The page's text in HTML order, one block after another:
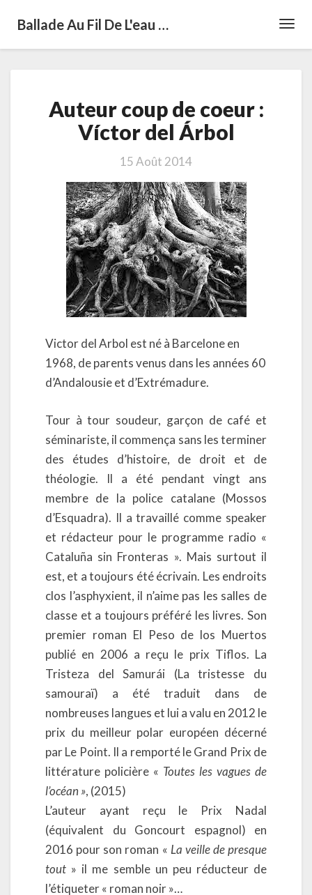
Ballade Au Fil De L'eau …
coup
de
coeur
Víctor
del
Árbol
Auteur coup de coeur :
Víctor del Árbol
15 Août 2014
Victor del Arbol est né à Barcelone en
1968, de parents venus dans les années 60
d’Andalousie et d’Extrémadure.
Tour à tour soudeur, garçon de café et
séminariste, il commença sans les terminer
des études d’histoire, de droit et de
théologie. Il a été pendant vingt ans
membre de la police catalane (Mossos
d’Esquadra). Il a travaillé comme speaker
et rédacteur pour le programme radio «
Cataluña sin Fronteras ». Mais surtout il
est, et a toujours été écrivain. Les endroits
clos l’asphyxient, il n’aime pas les salles de
classe et a toujours préféré les livres. Son
premier roman El Peso de los Muertos
publié en 2006 a reçu le prix Tiflos. La
Tristeza del Samurái (La tristesse du
samouraï) a été traduit dans de
nombreuses langues et lui a valu en 2012 le
prix du meilleur polar européen décerné
par Le Point. Il a remporté le Grand Prix de
littérature policière « Toutes les vagues de
l’océan », (2015)
L’auteur ayant reçu le Prix Nadal
(équivalent du Goncourt espagnol) en
2016 pour son roman « La veille de presque
tout » il me semble un peu réducteur de
l’étiqueter « roman noir »…